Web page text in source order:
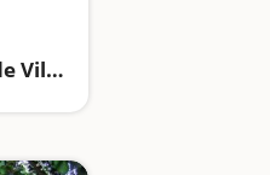
El trenet del Parc de Ribes Roges de Vilanova i la Geltrú